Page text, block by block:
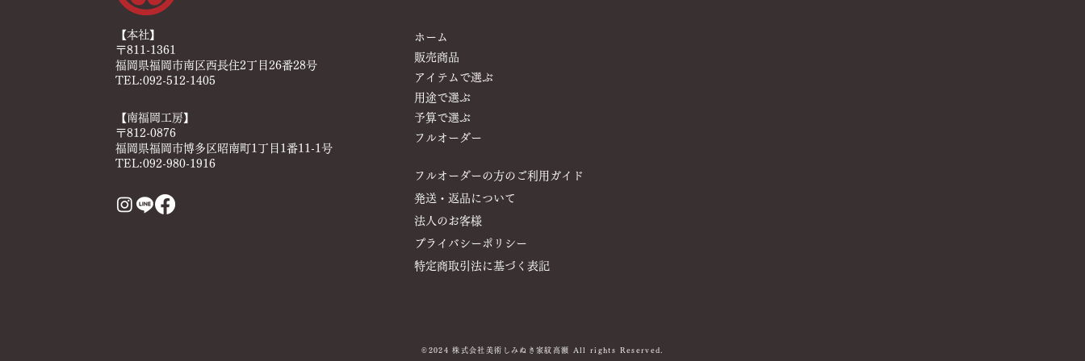
【本社】
〒811-1361
福岡県福岡市南区西長住2丁目26番28号
TEL:092-512-1405
【南福岡工房】
〒812-0876
福岡県福岡市博多区昭南町1丁目1番11-1号
TEL:092-980-1916
ホーム
販売商品
アイテムで選ぶ
用途で選ぶ
予算で選ぶ
​フルオーダー
フルオーダーの方のご利用ガイド
​発送・返品について
​法人のお客様
プライバシーポリシー
特定商取引法に基づく表記
©︎2024 株式会社美術しみぬき家紋高瀬 All rights Reserved.